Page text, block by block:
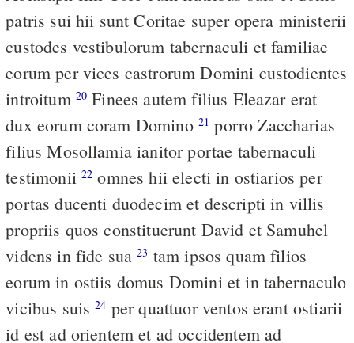
patris sui hii sunt Coritae super opera ministerii
custodes vestibulorum tabernaculi et familiae
eorum per vices castrorum Domini custodientes
introitum 20 Finees autem filius Eleazar erat
dux eorum coram Domino 21 porro Zaccharias
filius Mosollamia ianitor portae tabernaculi
testimonii 22 omnes hii electi in ostiarios per
portas ducenti duodecim et descripti in villis
propriis quos constituerunt David et Samuhel
videns in fide sua23
eorum in ostiis domus Domini et in tabernaculo
vicibus suis24
id est ad orientem et ad occidentem ad